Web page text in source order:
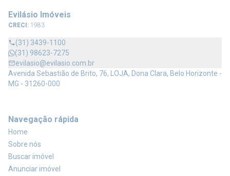
Evilásio Imóveis
CRECI: 1983
(31) 3439-1100
(31) 98623-7275
evilasio@evilasio.com.br
Avenida Sebastião de Brito, 76, LOJA, Dona Clara, Belo Horizonte -
MG - 31260-000
Navegação rápida
Home
Sobre nós
Buscar imóvel
Anunciar imóvel